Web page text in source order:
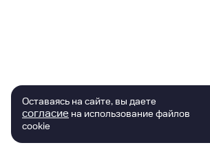
Оставаясь на сайте, вы даете
согласие на использование файлов
cookie